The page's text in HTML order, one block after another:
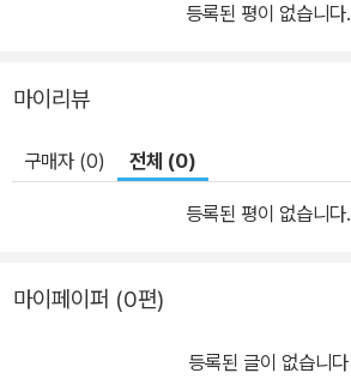
등록된 평이 없습니다.
마이리뷰
구매자 (0) 전체 (0)
등록된 평이 없습니다.
마이페이퍼 (0편)
등록된 글이 없습니다